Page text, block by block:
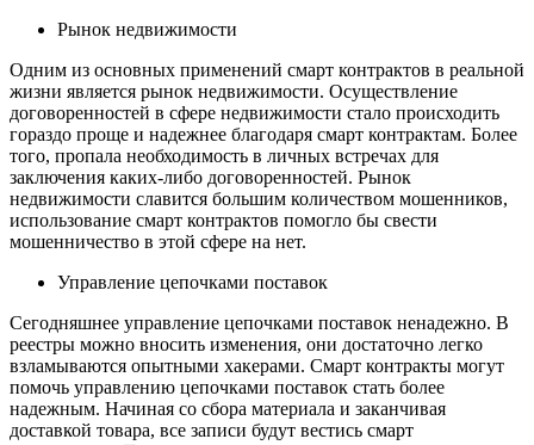
Рынок недвижимости
Одним из основных применений смарт контрактов в реальной
жизни является рынок недвижимости. Осуществление
договоренностей в сфере недвижимости стало происходить
гораздо проще и надежнее благодаря смарт контрактам. Более
того, пропала необходимость в личных встречах для
заключения каких-либо договоренностей. Рынок
недвижимости славится большим количеством мошенников,
использование смарт контрактов помогло бы свести
мошенничество в этой сфере на нет.
Управление цепочками поставок
Сегодняшнее управление цепочками поставок ненадежно. В
реестры можно вносить изменения, они достаточно легко
взламываются опытными хакерами. Смарт контракты могут
помочь управлению цепочками поставок стать более
надежным. Начиная со сбора материала и заканчивая
доставкой товара, все записи будут вестись смарт